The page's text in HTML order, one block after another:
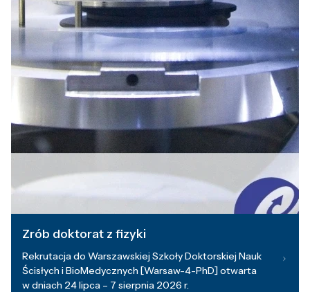
Zrób doktorat z fizyki
Rekrutacja do Warszawskiej Szkoły Doktorskiej Nauk
Ścisłych i BioMedycznych [Warsaw-4-PhD] otwarta
w dniach 24 lipca – 7 sierpnia 2026 r.